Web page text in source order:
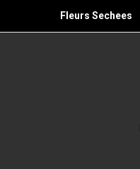
content
Fleurs Sechees